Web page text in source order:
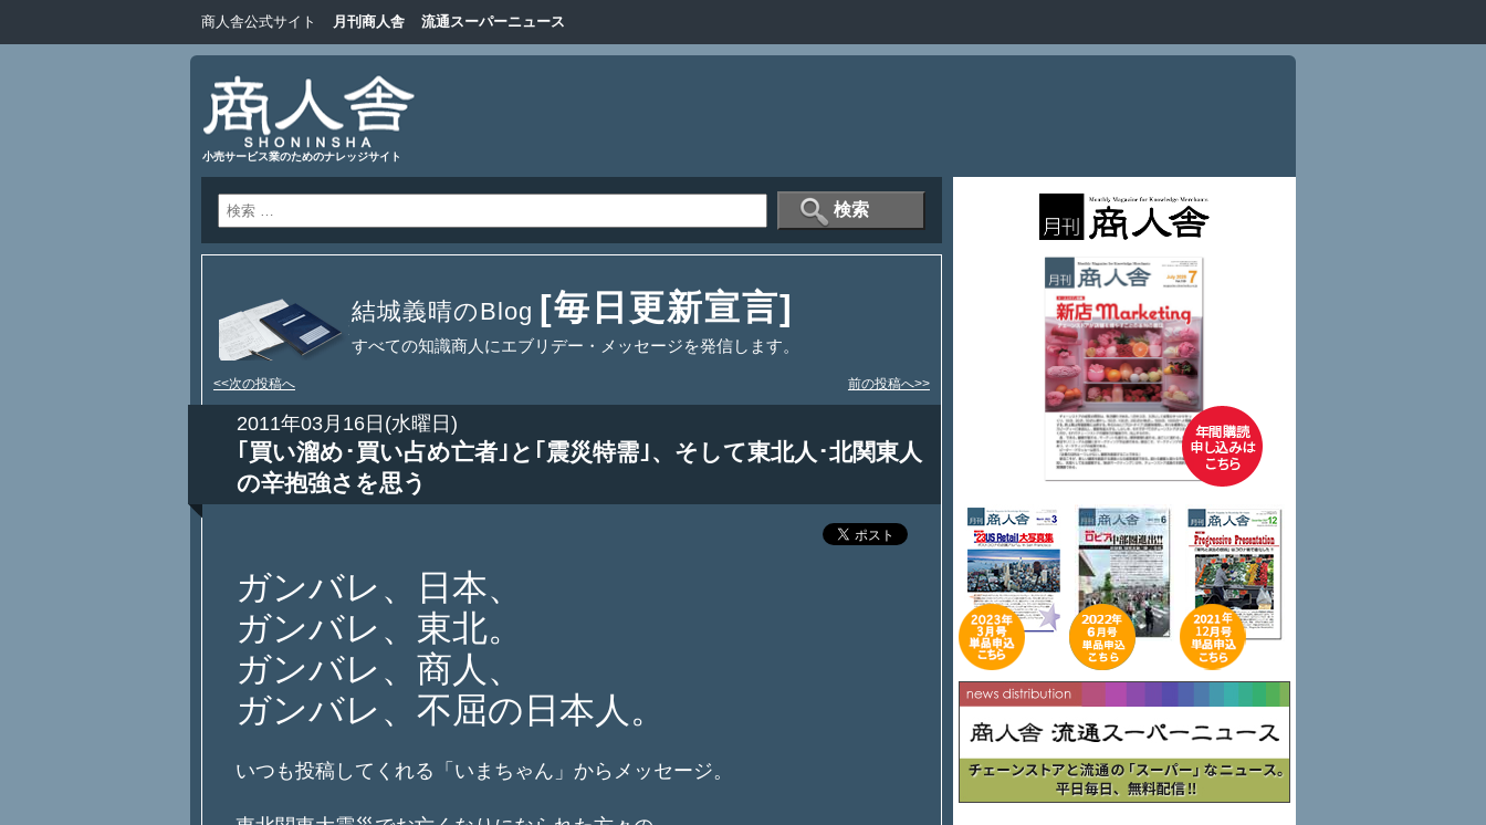
商人舎公式サイト 月刊商人舎 流通スーパーニュース
小売サービス業のためのナレッジサイト
結城義晴のBlog [毎日更新宣言]
すべての知識商人にエブリデー・メッセージを発信します。
<<次の投稿へ 前の投稿へ>>
2011年03月16日(水曜日)
｢買い溜め･買い占め亡者｣と｢震災特需｣、そして東北人･北関東人
の辛抱強さを思う
ガンバレ、日本、
ガンバレ、東北。
ガンバレ、商人、
ガンバレ、不屈の日本人。
いつも投稿してくれる「いまちゃん」からメッセージ。